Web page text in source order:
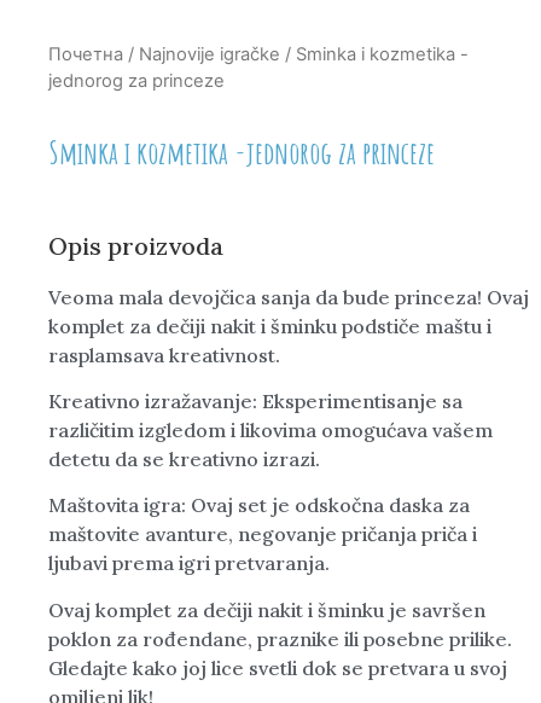
Почетна / Najnovije igračke / Sminka i kozmetika -
jednorog za princeze
Sminka i kozmetika -jednorog za princeze
Opis proizvoda
Veoma mala devojčica sanja da bude princeza! Ovaj
komplet za dečiji nakit i šminku podstiče maštu i
rasplamsava kreativnost.
Kreativno izražavanje: Eksperimentisanje sa
različitim izgledom i likovima omogućava vašem
detetu da se kreativno izrazi.
Maštovita igra: Ovaj set je odskočna daska za
maštovite avanture, negovanje pričanja priča i
ljubavi prema igri pretvaranja.
Ovaj komplet za dečiji nakit i šminku je savršen
poklon za rođendane, praznike ili posebne prilike.
Gledajte kako joj lice svetli dok se pretvara u svoj
omiljeni lik!